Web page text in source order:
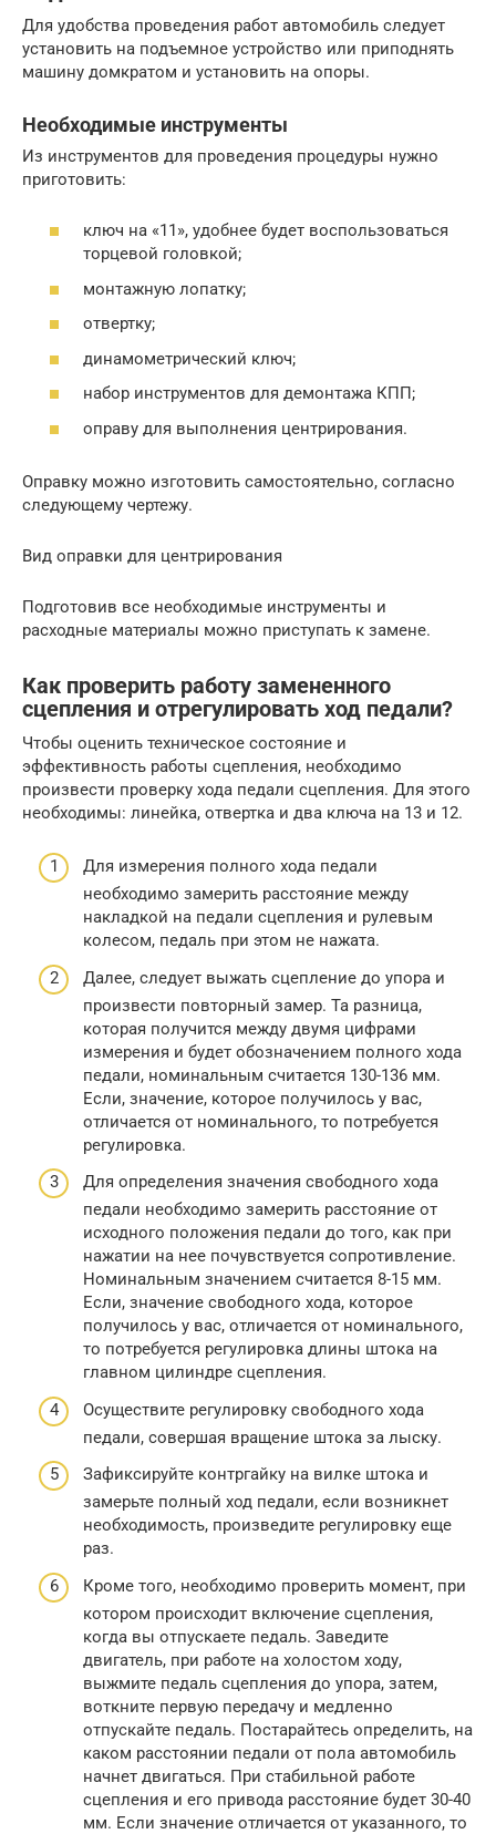
Для удобства проведения работ автомобиль следует
установить на подъемное устройство или приподнять
машину домкратом и установить на опоры.
Необходимые инструменты
Из инструментов для проведения процедуры нужно
приготовить:
ключ на «11», удобнее будет воспользоваться
торцевой головкой;
монтажную лопатку;
отвертку;
динамометрический ключ;
набор инструментов для демонтажа КПП;
оправу для выполнения центрирования.
Оправку можно изготовить самостоятельно, согласно
следующему чертежу.
Вид оправки для центрирования
Подготовив все необходимые инструменты и
расходные материалы можно приступать к замене.
Как проверить работу замененного
сцепления и отрегулировать ход педали?
Чтобы оценить техническое состояние и
эффективность работы сцепления, необходимо
произвести проверку хода педали сцепления. Для этого
необходимы: линейка, отвертка и два ключа на 13 и 12.
Для измерения полного хода педали
необходимо замерить расстояние между
накладкой на педали сцепления и рулевым
колесом, педаль при этом не нажата.
Далее, следует выжать сцепление до упора и
произвести повторный замер. Та разница,
которая получится между двумя цифрами
измерения и будет обозначением полного хода
педали, номинальным считается 130-136 мм.
Если, значение, которое получилось у вас,
отличается от номинального, то потребуется
регулировка.
Для определения значения свободного хода
педали необходимо замерить расстояние от
исходного положения педали до того, как при
нажатии на нее почувствуется сопротивление.
Номинальным значением считается 8-15 мм.
Если, значение свободного хода, которое
получилось у вас, отличается от номинального,
то потребуется регулировка длины штока на
главном цилиндре сцепления.
Осуществите регулировку свободного хода
педали, совершая вращение штока за лыску.
Зафиксируйте контргайку на вилке штока и
замерьте полный ход педали, если возникнет
необходимость, произведите регулировку еще
раз.
Кроме того, необходимо проверить момент, при
котором происходит включение сцепления,
когда вы отпускаете педаль. Заведите
двигатель, при работе на холостом ходу,
выжмите педаль сцепления до упора, затем,
воткните первую передачу и медленно
отпускайте педаль. Постарайтесь определить, на
каком расстоянии педали от пола автомобиль
начнет двигаться. При стабильной работе
сцепления и его привода расстояние будет 30-40
мм. Если значение отличается от указанного, то